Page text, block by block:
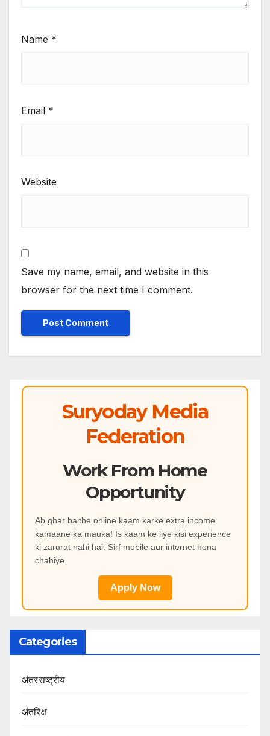
Name *
Email *
Website
Save my name, email, and website in this
browser for the next time I comment.
Suryoday Media
Federation
Work From Home
Opportunity
Ab ghar baithe online kaam karke extra income
kamaane ka mauka! Is kaam ke liye kisi experience
ki zarurat nahi hai. Sirf mobile aur internet hona
chahiye.
Apply Now
Categories
अंतरराष्ट्रीय
अंतरिक्ष